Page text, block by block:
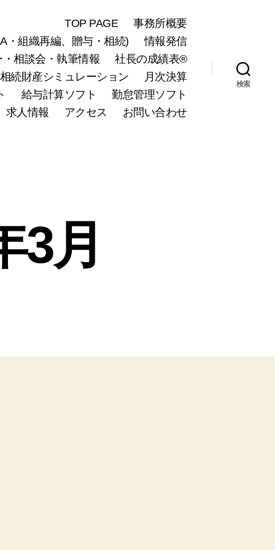
TOP PAGE
事務所概要
・組織再編、贈与・相続)
情報発信
相談会・執筆情報
社長の成績表®
相続財産シミュレーション
月次決算
給与計算ソフト
勤怠管理ソフト
求人情報 アクセス お問い合わせ
検索
3月